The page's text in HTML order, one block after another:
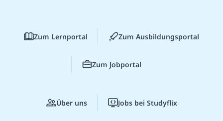
Zum Lernportal Zum Ausbildungsportal
Zum Jobportal
Über uns Jobs bei Studyflix